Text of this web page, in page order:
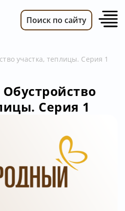
ВИДЕО
ПЕРЕДАЧИ
ТЕЛЕПРОГРАММА
РЕКЛАМОДАТЕЛЯМ
Поиск по сайту
участка, теплицы. Серия 1
Серия 1